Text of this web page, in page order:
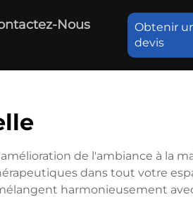
Nous
Obtenir
devis
de l'ambiance à la
dans tout votre
harmonieusement